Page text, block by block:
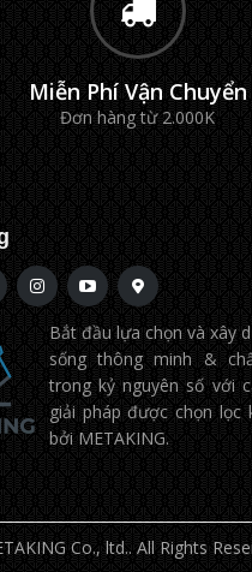
Miễn Phí Vận Chuyển
Đơn hàng từ 2.000K
Bắt đầu lựa chọn và xây
sống thông minh &
trong kỷ nguyên số với
giải pháp được chọn lọc
bởi METAKING.
Co., ltd.. All Rights